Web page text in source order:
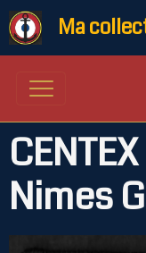
Ma
Nimes